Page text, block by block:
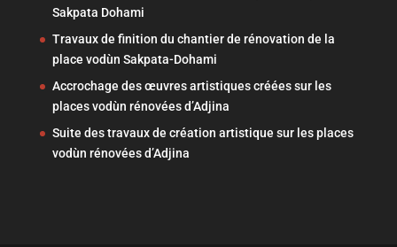
Sakpata Dohami
Travaux de finition du chantier de rénovation de la
place vodùn Sakpata-Dohami
Accrochage des œuvres artistiques créées sur les
places vodùn rénovées d’Adjina
Suite des travaux de création artistique sur les places
vodùn rénovées d’Adjina